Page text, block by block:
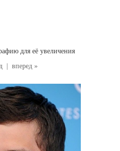
вперед »
для её увеличения